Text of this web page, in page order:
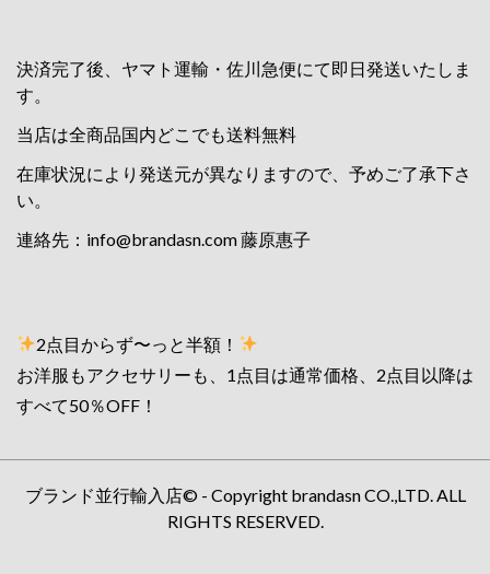
決済完了後、ヤマト運輸・佐川急便にて即日発送いたしま
す。
当店は全商品国内どこでも送料無料
在庫状況により発送元が異なりますので、予めご了承下さ
い。
連絡先： info@brandasn.com藤原惠子
2点目からず〜っと半額！
お洋服もアクセサリーも、1点目は通常価格、2点目以降は
すべて50％OFF！
ブランド並行輸入店© - Copyright brandasn CO.,LTD. ALL
RIGHTS RESERVED.